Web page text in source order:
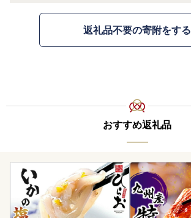
返礼品不要の寄附をする
おすすめ返礼品